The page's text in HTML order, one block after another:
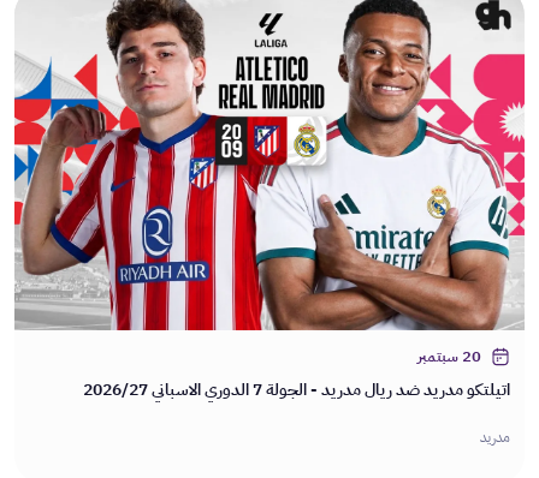
20 سبتمبر
اتيلتكو مدريد ضد ريال مدريد - الجولة 7 الدوري الاسباني 2026/27
مدريد